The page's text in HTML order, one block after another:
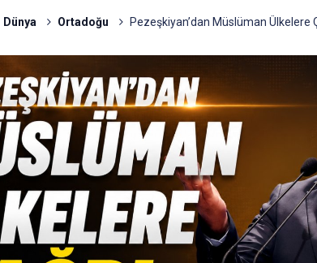
Dünya Ortadoğu Pezeşkiyan’dan Müslüman Ülkelere